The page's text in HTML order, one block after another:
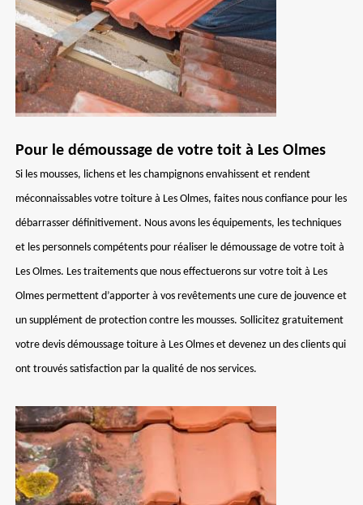
Pour le démoussage de votre toit à Les Olmes
Si les mousses, lichens et les champignons envahissent et rendent
méconnaissables votre toiture à Les Olmes, faites nous confiance pour les
débarrasser définitivement. Nous avons les équipements, les techniques
et les personnels compétents pour réaliser le démoussage de votre toit à
Les Olmes. Les traitements que nous effectuerons sur votre toit à Les
Olmes permettent d’apporter à vos revêtements une cure de jouvence et
un supplément de protection contre les mousses. Sollicitez gratuitement
votre devis démoussage toiture à Les Olmes et devenez un des clients qui
ont trouvés satisfaction par la qualité de nos services.